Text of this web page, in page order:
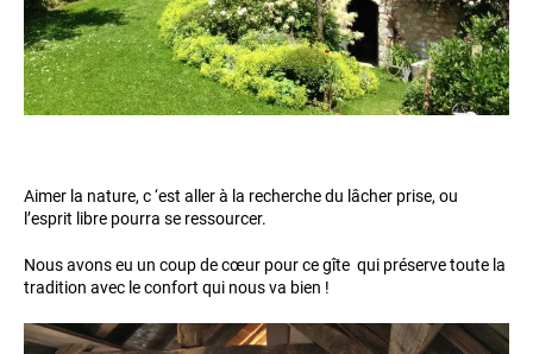
Aimer la nature, c ‘est aller à la recherche du lâcher prise, ou
l’esprit libre pourra se ressourcer.
Nous avons eu un coup de cœur pour ce gîte qui préserve toute la
tradition avec le confort qui nous va bien !